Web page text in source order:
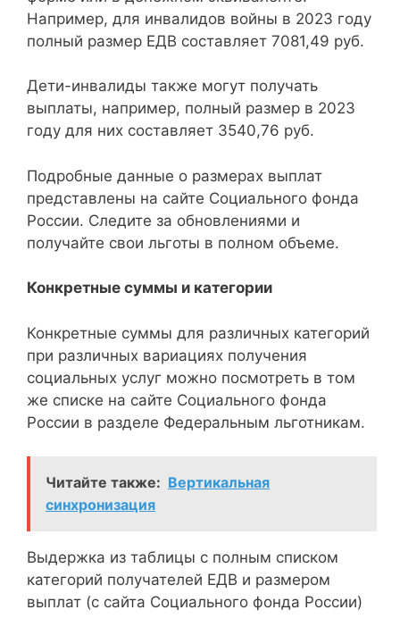
Например, для инвалидов войны в 2023 году
полный размер ЕДВ составляет 7081,49 руб.
Дети-инвалиды также могут получать
выплаты, например, полный размер в 2023
году для них составляет 3540,76 руб.
Подробные данные о размерах выплат
представлены на сайте Социального фонда
России. Следите за обновлениями и
получайте свои льготы в полном объеме.
Конкретные суммы и категории
Конкретные суммы для различных категорий
при различных вариациях получения
социальных услуг можно посмотреть в том
же списке на сайте Социального фонда
России в разделе Федеральным льготникам.
Читайте также: Вертикальная
синхронизация
Выдержка из таблицы с полным списком
категорий получателей ЕДВ и размером
выплат (с сайта Социального фонда России)